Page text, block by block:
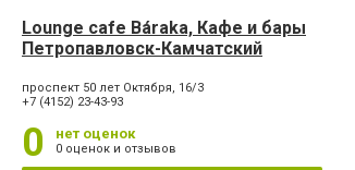
Lounge cafe Báraka, Кафе и бары
Петропавловск-Камчатский
проспект 50 лет Октября, 16/3
+7 (4152) 23-43-93
0 нет оценок
0 оценок и отзывов